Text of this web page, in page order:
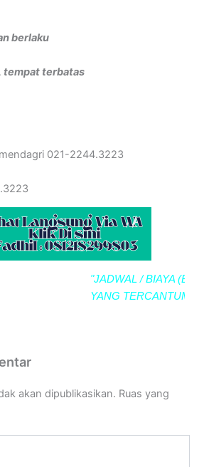
berlaku
tempat terbatas
021-2244.3223
"JADWAL / BIAYA
YANG TERCANTUM
akan dipublikasikan. Ruas yang